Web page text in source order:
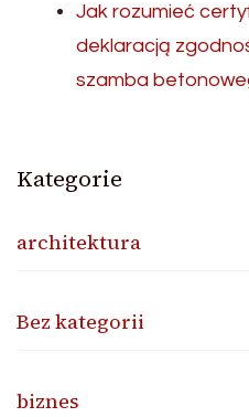
Jak rozumieć
deklaracją
szamba
Kategorie
architektura
Bez kategorii
biznes